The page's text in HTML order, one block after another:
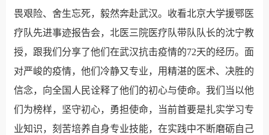
畏艰险、舍生忘死，毅然奔赴武汉。收看北京大学援鄂医
疗队先进事迹报告会，北医三院医疗队带队队长的沈宁教
授，跟我们分享了他们在武汉抗击疫情的72天的经历。面
对严峻的疫情，他们冷静又专业，用精湛的医术、决胜的
信念，向全国人民诠释了他们的初心与使命。我们当以他
们为榜样，坚守初心，勇担使命，当前首要是扎实学习专
业知识，刻苦培养自身专业技能，在实践中不断磨砺自己